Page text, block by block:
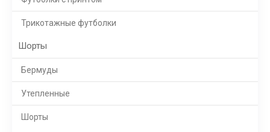
Трикотажные футболки
Шорты
Бермуды
Утепленные
Шорты